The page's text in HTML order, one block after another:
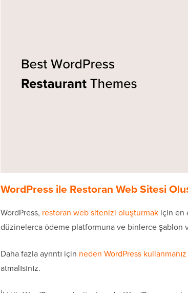
WordPress ile Restoran Web Sitesi
WordPress, restoran web sitenizi oluşturmak için en
düzinelerca ödeme platformuna ve binlerce şablon
Daha fazla ayrıntı için neden WordPress
atmalısınız.